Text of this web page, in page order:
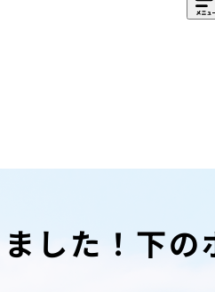
した！下の